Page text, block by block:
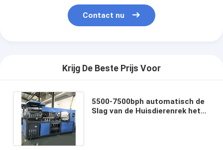
Contact nu
Krijg De Beste Prijs Voor
5500-7500bph automatisch de
Slag van de Huisdierenrek het